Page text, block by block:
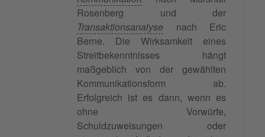
Rosenberg und der
Transaktionsanalyse nach Eric
Berne. Die Wirksamkeit eines
Streitbekenntnisses hängt
maßgeblich von der gewählten
Kommunikationsform ab.
Erfolgreich ist es dann, wenn es
ohne Vorwürfe,
Schuldzuweisungen oder